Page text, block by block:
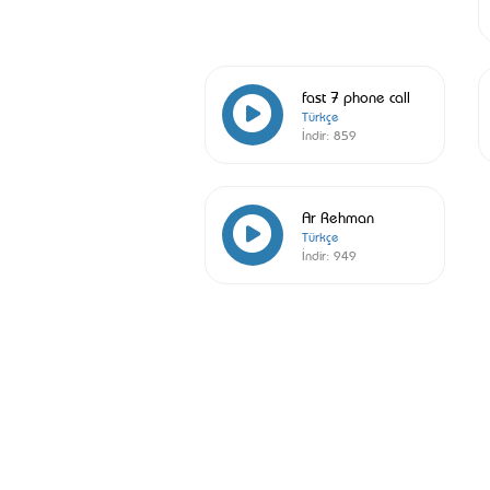
fast 7 phone call
Türkçe
İndir: 859
Ar Rehman
Türkçe
İndir: 949